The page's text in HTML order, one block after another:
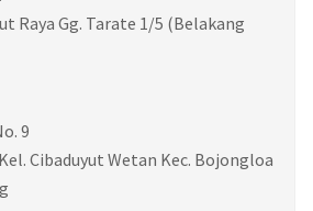
Raya Gg. Tarate 1/5 (Belakang
9
Cibaduyut Wetan Kec. Bojongloa